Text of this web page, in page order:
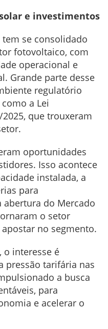
e investimentos
se consolidado
fotovoltaico, com
operacional e
Grande parte desse
regulatório
a Lei
2025, que trouxeram
oportunidades
Isso acontece
instalada, a
para
abertura do Mercado
o setor
no segmento.
o interesse é
pressão tarifária nas
a busca
para
e acelerar o